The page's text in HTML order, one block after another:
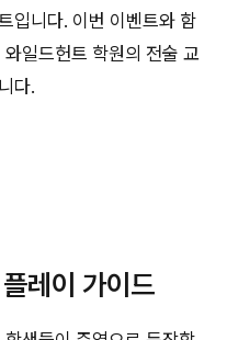
입니다. 이번 이벤트와 함
일드헌트 학원의 전술 교
다.
레이 가이드